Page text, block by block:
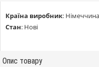
Країна виробник: Німеччина
Стан: Нові
Опис товару